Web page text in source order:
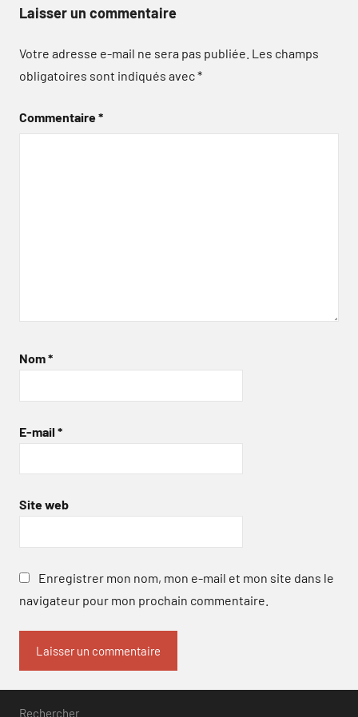
Laisser un commentaire
Votre adresse e-mail ne sera pas publiée. Les champs
obligatoires sont indiqués avec*
Commentaire*
Nom*
E-mail *
Site web
Enregistrer mon nom, mon e-mail et mon site dans le
navigateur pour mon prochain commentaire.
Rechercher